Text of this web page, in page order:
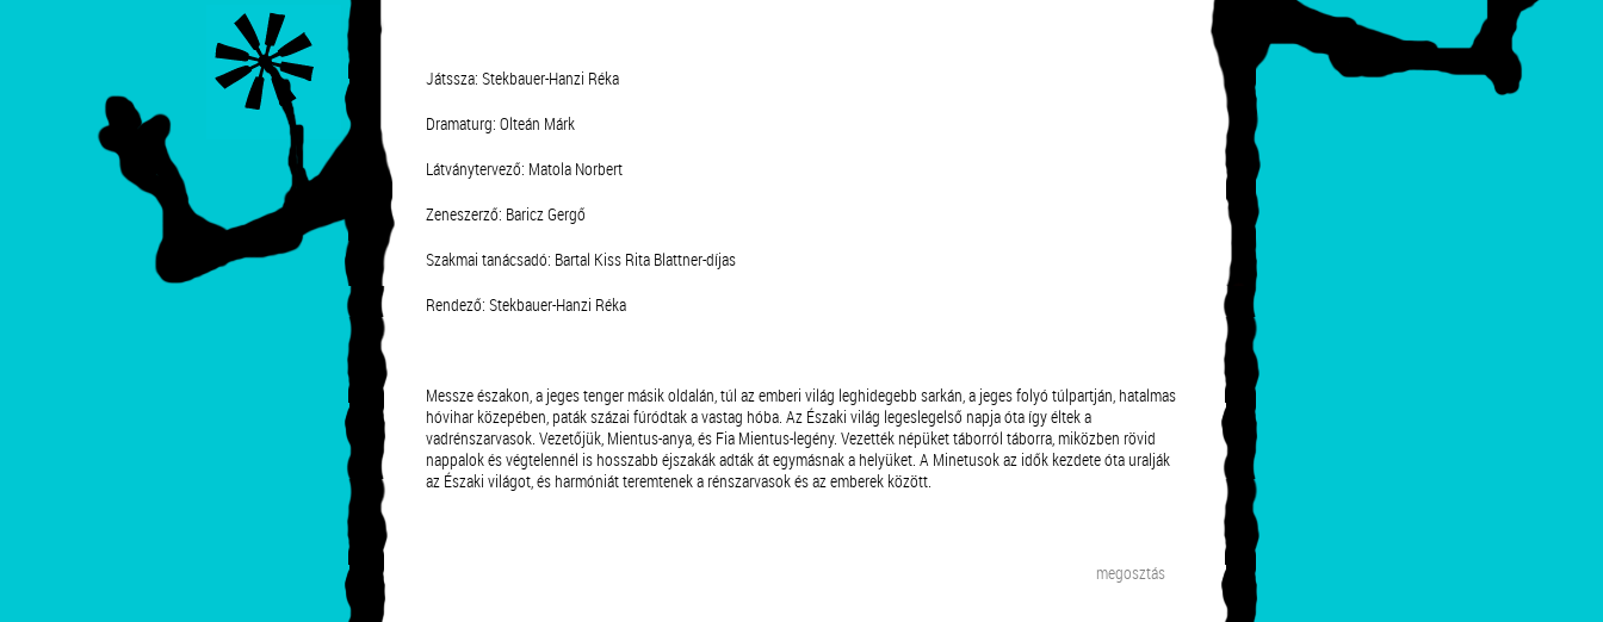
Játssza: Stekbauer-Hanzi Réka
Dramaturg: Olteán Márk
Látványtervező: Matola Norbert
Zeneszerző: Baricz Gergő
Szakmai tanácsadó: Bartal Kiss Rita Blattner-díjas
Rendező: Stekbauer-Hanzi Réka
Messze északon, a jeges tenger másik oldalán, túl az emberi világ leghidegebb sarkán, a jeges folyó túlpartján, hatalmas
hóvihar közepében, paták százai fúródtak a vastag hóba. Az Északi világ legeslegelső napja óta így éltek a
vadrénszarvasok. Vezetőjük, Mientus-anya, és Fia Mientus-legény. Vezették népüket táborról táborra, miközben rövid
nappalok és végtelennél is hosszabb éjszakák adták át egymásnak a helyüket. A Minetusok az idők kezdete óta uralják
az Északi világot, és harmóniát teremtenek a rénszarvasok és az emberek között.
megosztás